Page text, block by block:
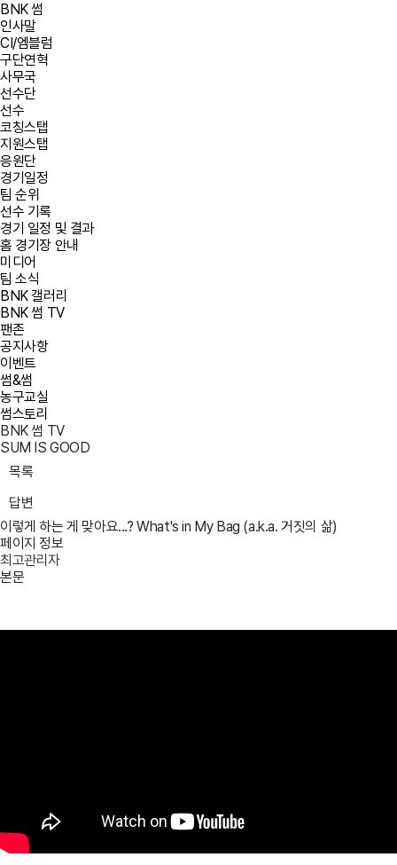
BNK 썸
인사말
CI/엠블럼
구단연혁
사무국
선수단
선수
코칭스탭
지원스탭
응원단
경기일정
팀 순위
선수 기록
경기 일정 및 결과
홈 경기장 안내
미디어
팀 소식
BNK 갤러리
BNK 썸 TV
팬존
공지사항
이벤트
썸&썸
농구교실
썸스토리
BNK 썸 TV
SUM IS GOOD
목록
답변
이렇게 하는 게 맞아요...? What's in My Bag (a.k.a. 거짓의 삶)
페이지 정보
최고관리자
본문